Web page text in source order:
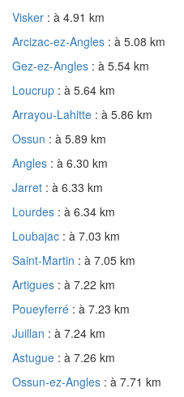
Visker : à 4.91 km
Arcizac-ez-Angles : à 5.08 km
Gez-ez-Angles : à 5.54 km
Loucrup : à 5.64 km
Arrayou-Lahitte : à 5.86 km
Ossun : à 5.89 km
Angles : à 6.30 km
Jarret : à 6.33 km
Lourdes : à 6.34 km
Loubajac : à 7.03 km
Saint-Martin : à 7.05 km
Artigues : à 7.22 km
Poueyferré : à 7.23 km
Juillan : à 7.24 km
Astugue : à 7.26 km
Ossun-ez-Angles : à 7.71 km